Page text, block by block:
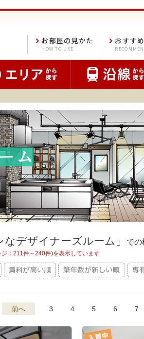
おすす
お部屋の見かた
HOW TO USE
なデザイナーズルーム」 での
：211件～240件)を表示しています
前へ 3 4 5 6 7